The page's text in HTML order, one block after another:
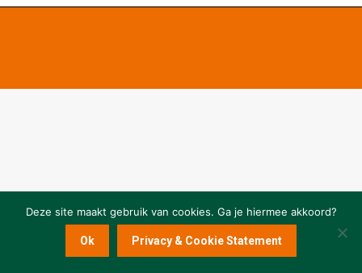
Deze site maakt gebruik van cookies. Ga je hiermee akkoord?
Ok Privacy & Cookie Statement